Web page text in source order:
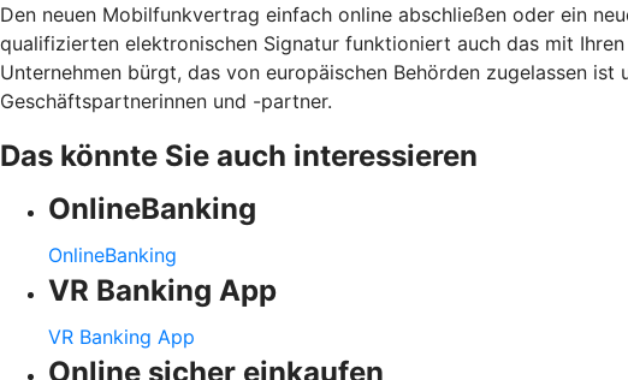
Den neuen Mobilfunkvertrag einfach online abschließen oder ein
qualifizierten elektronischen Signatur funktioniert auch das mit
Unternehmen bürgt, das von europäischen Behörden zugelassen
Geschäftspartnerinnen und -partner.
Das könnte Sie auch interessieren
OnlineBanking
OnlineBanking
VR Banking App
VR Banking App
Online sicher einkaufen